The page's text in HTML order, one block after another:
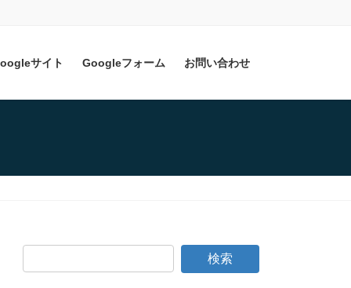
サイト Googleフォーム お問い合わせ